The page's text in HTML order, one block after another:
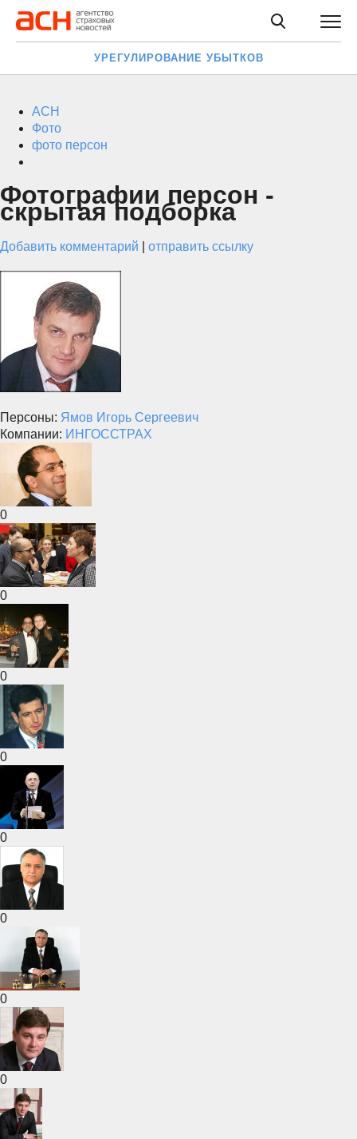
УРЕГУЛИРОВАНИЕ УБЫТКОВ
АСН
Фото
фото персон
Фотографии персон -
скрытая подборка
Добавить комментарий отправить ссылку
Персоны: Ямов Игорь Сергеевич
Компании: ИНГОССТРАХ
0
0
0
0
0
0
0
0